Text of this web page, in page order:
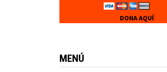
DONA AQUÍ
MENÚ